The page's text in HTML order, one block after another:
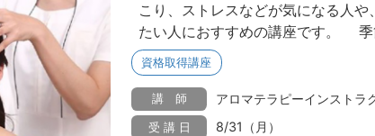
こり、ストレスなどが気になる人
たい人におすすめの講座です。 季
資格取得講座
講 師 アロマテラピーインスト
受 講 日 8/31（月）